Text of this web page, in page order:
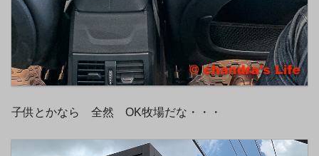
子供とかなら 全然 OK牧場だな・・・